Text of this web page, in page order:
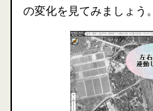
の変化を見てみましょう。